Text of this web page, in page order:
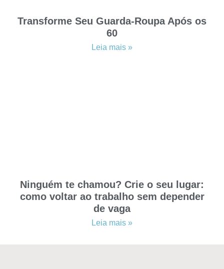
Transforme Seu Guarda-Roupa Após os
60
Leia mais »
Ninguém te chamou? Crie o seu lugar:
como voltar ao trabalho sem depender
de vaga
Leia mais »